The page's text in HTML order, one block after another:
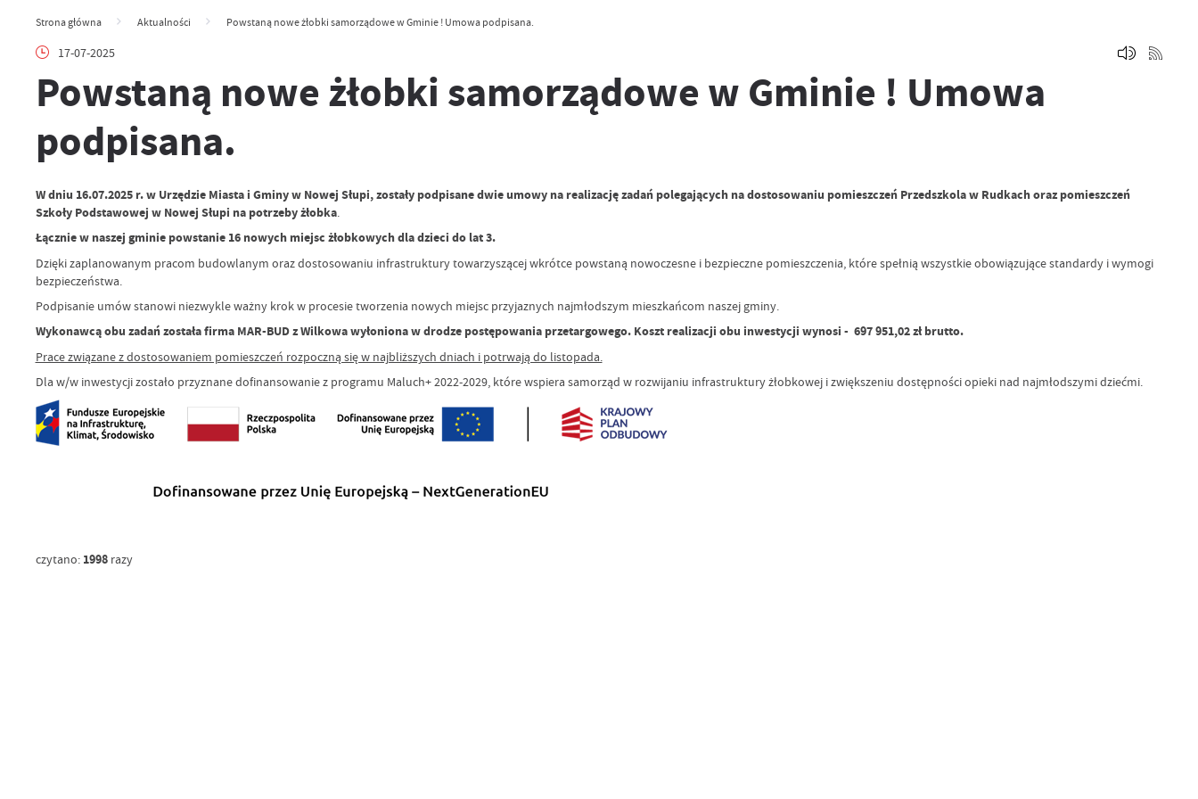
Strona główna Aktualności Powstaną nowe żłobki samorządowe w Gminie ! Umowa podpisana.
17-07-2025
Powstaną nowe żłobki samorządowe w Gminie ! Umowa
podpisana.
W dniu 16.07.2025 r. w Urzędzie Miasta i Gminy w Nowej Słupi, zostały podpisane dwie umowy na realizację zadań polegających na dostosowaniu pomieszczeń Przedszkola w Rudkach oraz pomieszczeń
Szkoły Podstawowej w Nowej Słupi na potrzeby żłobka.
Łącznie w naszej gminie powstanie 16 nowych miejsc żłobkowych dla dzieci do lat 3.
Dzięki zaplanowanym pracom budowlanym oraz dostosowaniu infrastruktury towarzyszącej wkrótce powstaną nowoczesne i bezpieczne pomieszczenia, które spełnią wszystkie obowiązujące standardy i wymogi
bezpieczeństwa.
Podpisanie umów stanowi niezwykle ważny krok w procesie tworzenia nowych miejsc przyjaznych najmłodszym mieszkańcom naszej gminy.
Wykonawcą obu zadań została firma MAR-BUD z Wilkowa wyłoniona w drodze postępowania przetargowego. Koszt realizacji obu inwestycji wynosi - 697 951,02 zł brutto.
Prace związane z dostosowaniem pomieszczeń rozpoczną się w najbliższych dniach i potrwają do listopada.
Dla w/w inwestycji zostało przyznane dofinansowanie z programu Maluch+ 2022-2029, które wspiera samorząd w rozwijaniu infrastruktury żłobkowej i zwiększeniu dostępności opieki nad najmłodszymi dziećmi.
czytano: 1998razy